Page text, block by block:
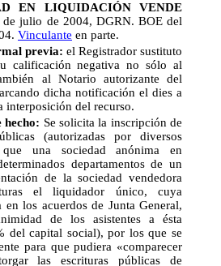
EN LIQUIDACIÓN VENDE
de julio de 2004, DGRN. BOE del
Vinculante en parte.
previa: el Registrador sustituto
calificación negativa no sólo al
al Notario autorizante del
dicha notificación el dies a
interposición del recurso.
hecho: Se solicita la inscripción de
(autorizadas por diversos
una sociedad anónima en
departamentos de un
de la sociedad vendedora
el liquidador único, cuya
en los acuerdos de Junta General,
de los asistentes a ésta
del capital social), por los que se
para que pudiera «comparecer
las escrituras públicas de